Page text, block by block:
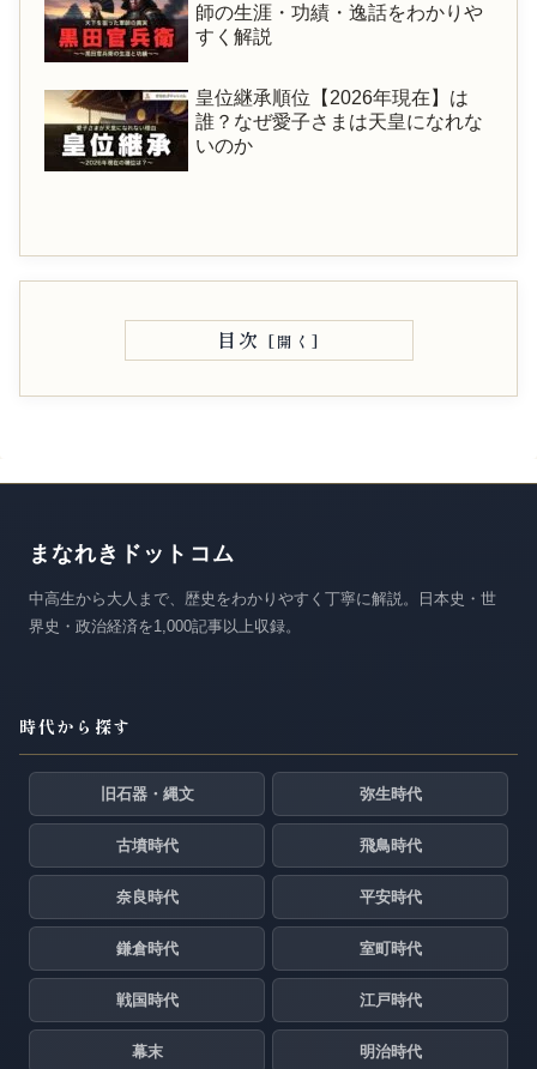
師の生涯・功績・逸話をわかりや
すく解説
皇位継承順位【2026年現在】は
誰？なぜ愛子さまは天皇になれな
いのか
目次
まなれきドットコム
中高生から大人まで、歴史をわかりやすく丁寧に解説。日本史・世
界史・政治経済を1,000記事以上収録。
時代から探す
旧石器・縄文 弥生時代
古墳時代 飛鳥時代
奈良時代 平安時代
鎌倉時代 室町時代
戦国時代 江戸時代
幕末 明治時代